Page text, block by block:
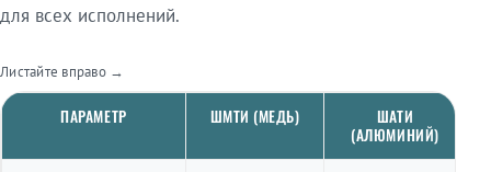
для всех исполнений.
Листайте вправо →
ПАРАМЕТР ШМТИ (МЕДЬ)
ШАТИ
(АЛЮМИНИЙ)